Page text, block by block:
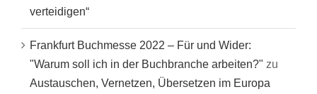
verteidigen“
Frankfurt Buchmesse 2022 – Für und Wider:
"Warum soll ich in der Buchbranche arbeiten?" zu
Austauschen, Vernetzen, Übersetzen im Europa